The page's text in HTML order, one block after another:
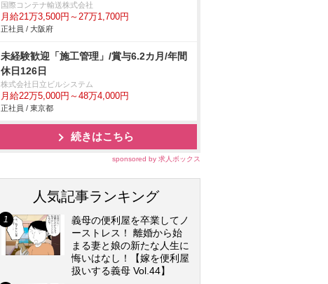
国際コンテナ輸送株式会社
月給21万3,500円～27万1,700円
正社員 / 大阪府
未経験歓迎「施工管理」/賞与6.2カ月/年間
休日126日
株式会社日立ビルシステム
月給22万5,000円～48万4,000円
正社員 / 東京都
続きはこちら
sponsored by 求人ボックス
人気記事ランキング
義母の便利屋を卒業してノ
ーストレス！ 離婚から始
まる妻と娘の新たな人生に
悔いはなし！【嫁を便利屋
扱いする義母 Vol.44】